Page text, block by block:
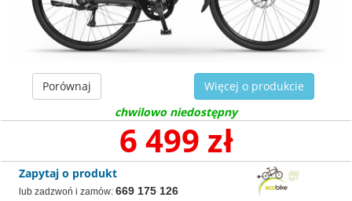
Porównaj
Więcej o produkcie
chwilowo niedostępny
6 499 zł
Zapytaj o produkt
lub zadzwoń i zamów: 669 175 126